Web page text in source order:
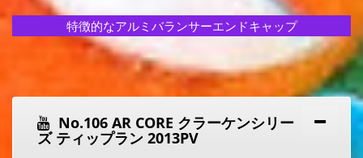
特徴的なアルミバランサーエンドキャップ
No.106 AR CORE クラーケンシリー
ズ ティップラン 2013PV